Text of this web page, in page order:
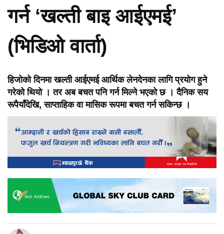
गर्न ‘खल्ती बाइ आईएमई’
(भिडिओ वार्ता)
हिजोको दिनमा खल्ती आईएमई आर्थिक लेनदेनका लागि प्रयोग हुने
गरेको थियो । तर अब बचत पनि गर्न मिल्ने भएको छ । दैनिक सय
रूपैयाँदेखि, साप्ताहिक वा मासिक रूपमा बचत गर्न सकिन्छ ।